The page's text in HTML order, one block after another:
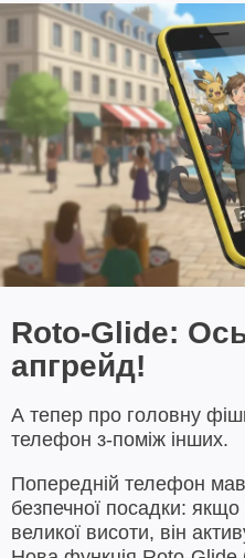
Roto-Glide:
апгрейд!
А тепер про головну
телефон з-поміж інших.
Попередній телефон
безпечної посадки:
великої висоти, він